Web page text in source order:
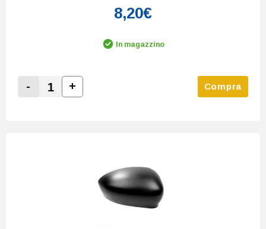
8,20€
In magazzino
Decrease Quantity:
-
Increase Quantity:
+ Compra